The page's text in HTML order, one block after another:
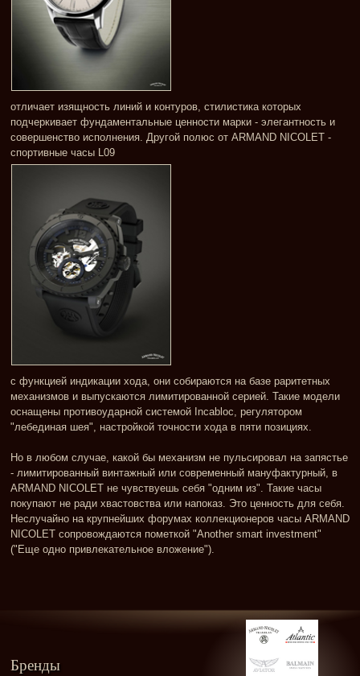
отличает изящность линий и контуров, стилистика которых
подчеркивает фундаментальные ценности марки - элегантность и
совершенство исполнения. Другой полюс от ARMAND NICOLET -
спортивные часы L09
с функцией индикации хода, они собираются на базе раритетных
механизмов и выпускаются лимитированной серией. Такие модели
оснащены противоударной системой Incabloc, регулятором
"лебединая шея", настройкой точности хода в пяти позициях.
Но в любом случае, какой бы механизм не пульсировал на запястье
- лимитированный винтажный или современный мануфактурный, в
ARMAND NICOLET не чувствуешь себя "одним из". Такие часы
покупают не ради хвастовства или напоказ. Это ценность для себя.
Неслучайно на крупнейших форумах коллекционеров часы ARMAND
NICOLET сопровождаются пометкой "Another smart investment"
("Еще одно привлекательное вложение").
Бренды